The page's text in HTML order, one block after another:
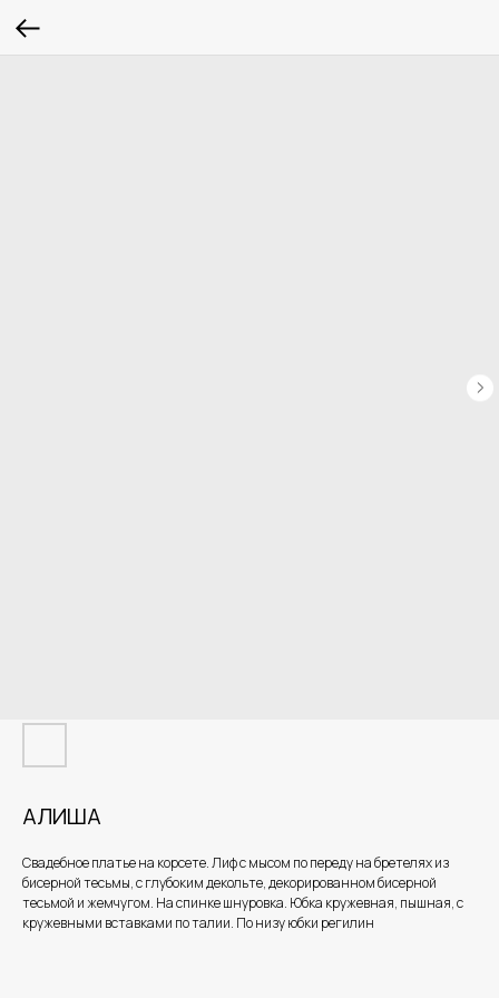
АЛИША
Свадебное платье на корсете. Лиф с мысом по переду на бретелях из
бисерной тесьмы, с глубоким декольте, декорированном бисерной
тесьмой и жемчугом. На спинке шнуровка. Юбка кружевная, пышная, с
кружевными вставками по талии. По низу юбки регилин